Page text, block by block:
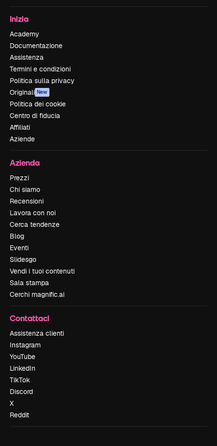
Inizia
Academy
Documentazione
Assistenza
Termini e condizioni
Politica sulla privacy
Originali New
Politica dei cookie
Centro di fiducia
Affiliati
Aziende
Azienda
Prezzi
Chi siamo
Recensioni
Lavora con noi
Cerca tendenze
Blog
Eventi
Slidesgo
Vendi i tuoi contenuti
Sala stampa
Cerchi magnific.ai
Contattaci
Assistenza clienti
Instagram
YouTube
LinkedIn
TikTok
Discord
X
Reddit